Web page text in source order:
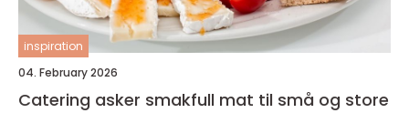
inspiration
04. February 2026
Catering asker smakfull mat til små og store